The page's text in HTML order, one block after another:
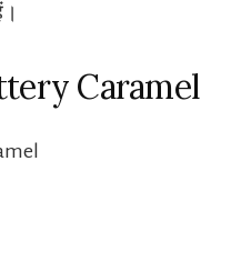
Caramel